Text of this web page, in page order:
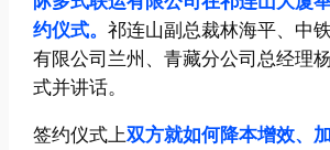
约仪式。祁连山副总裁林海平、中
有限公司兰州、青藏分公司总经理
式并讲话。
签约仪式上双方就如何降本增效、